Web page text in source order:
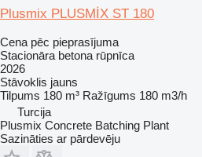
Plusmix PLUSMİX ST 180
Cena pēc pieprasījuma
Stacionāra betona rūpnīca
2026
Stāvoklis jauns
Tilpums 180 m³ Ražīgums 180 m3/h
Turcija
Plusmix Concrete Batching Plant
Sazināties ar pārdevēju